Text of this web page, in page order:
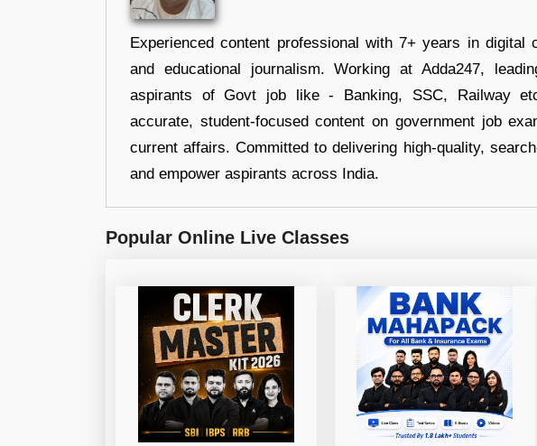
Experienced content professional with 7+ years in digital
and educational journalism. Working at Adda247,
aspirants of Govt job like - Banking, SSC, Railway
accurate, student-focused content on government job
current affairs. Committed to delivering high-quality,
and empower aspirants across India.
Popular Online Live Classes